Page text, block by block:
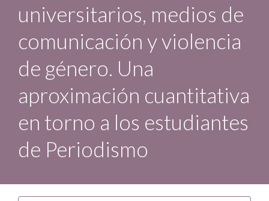
universitarios, medios de
comunicación y violencia
de género. Una
aproximación cuantitativa
en torno a los estudiantes
de Periodismo